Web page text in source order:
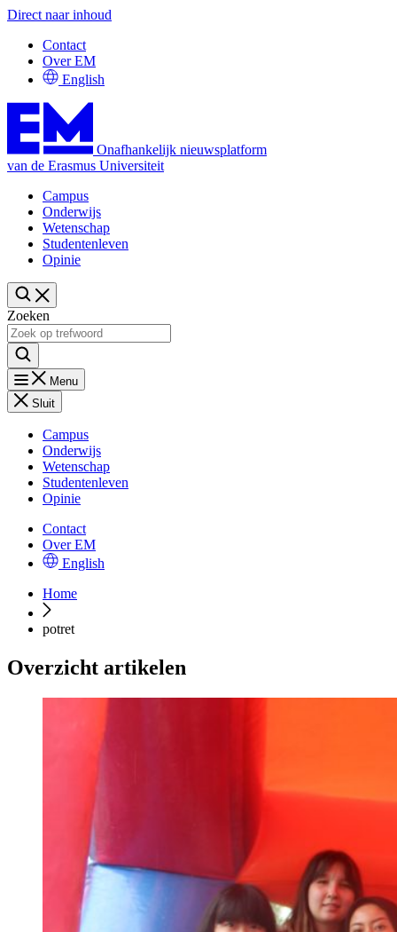
Direct naar inhoud
Contact
Over EM
English
Onafhankelijk nieuwsplatform
van de Erasmus Universiteit
Campus
Onderwijs
Wetenschap
Studentenleven
Opinie
Zoeken
Menu
Sluit
Campus
Onderwijs
Wetenschap
Studentenleven
Opinie
Contact
Over EM
English
Home
potret
Overzicht artikelen